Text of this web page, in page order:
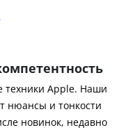
техники Apple. Наши
нюансы и тонкости
новинок, недавно